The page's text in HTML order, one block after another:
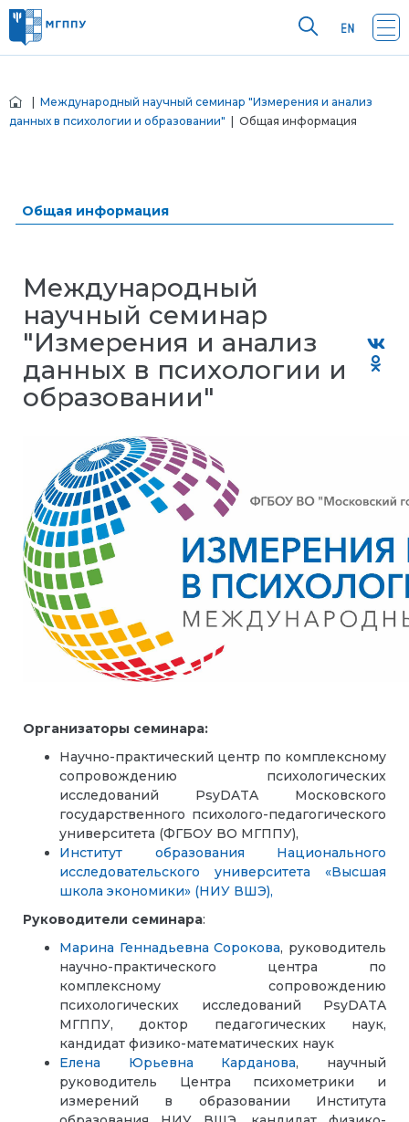
Международный научный семинар "Измерения и анализ
данных в психологии и образовании" | Общая информация
Общая информация
Международный
научный семинар
"Измерения и анализ
данных в психологии и
образовании"
Организаторы семинара:
Научно-практический центр по комплексному
сопровождению психологических
исследований PsyDATA Московского
государственного психолого-педагогического
университета (ФГБОУ ВО МГППУ),
Институт образования Национального
исследовательского университета «Высшая
школа экономики» (НИУ ВШЭ),
Руководители семинара:
Марина Геннадьевна Сорокова, руководитель
научно-практического центра по
комплексному сопровождению
психологических исследований PsyDATA
МГППУ, доктор педагогических наук,
кандидат физико-математических наук
Елена Юрьевна Карданова, научный
руководитель Центра психометрики и
измерений в образовании Института